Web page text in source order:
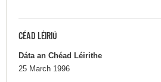
CÉAD LÉIRIÚ
Dáta an Chéad Léirithe
25 March 1996